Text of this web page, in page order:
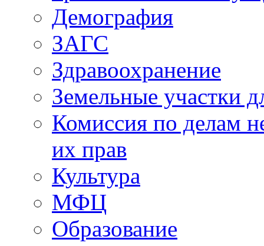
Демография
ЗАГС
Здравоохранение
Земельные участки
Комиссия по делам
их прав
Культура
МФЦ
Образование